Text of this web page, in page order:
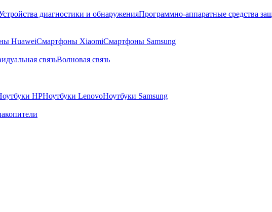
диагностики и обнаруженияПрограммно-аппаратные средства
HuaweiСмартфоны XiaomiСмартфоны Samsung
связьВолновая связь
HPНоутбуки LenovoНоутбуки Samsung